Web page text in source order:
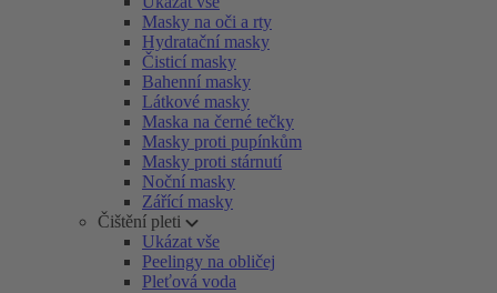
Masky na oči a rty
Hydratační masky
Čisticí masky
Bahenní masky
Látkové masky
Maska na černé tečky
Masky proti pupínkům
Masky proti stárnutí
Noční masky
Zářící masky
Čištění pleti
Ukázat vše
Peelingy na obličej
Pleťová voda